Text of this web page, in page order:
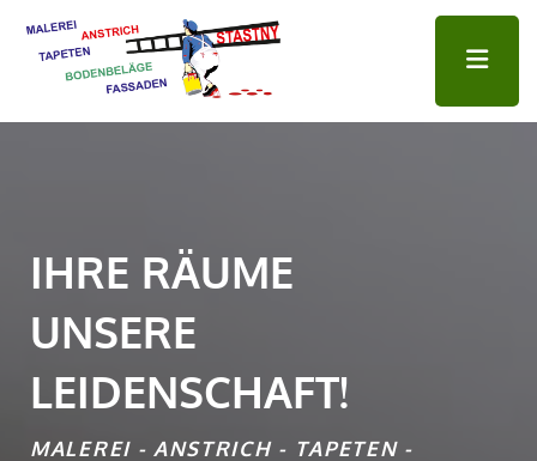
IHRE RÄUME
UNSERE
LEIDENSCHAFT!
MALEREI - ANSTRICH - TAPETEN -